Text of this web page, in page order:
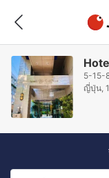
5-15-
ญี่ปุ่น,